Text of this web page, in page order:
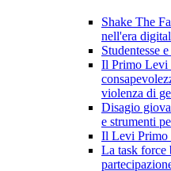
Shake The
nell'era
Studentesse
Il Primo Levi
violenza di
Disagio
e strumenti
Il Levi Primo
La task force